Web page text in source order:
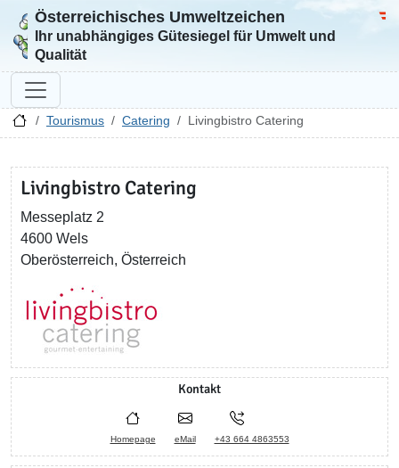
Zur Startseite
Österreichisches Umweltzeichen
Ihr unabhängiges Gütesiegel für Umwelt und
Qualität
Tourismus Catering Livingbistro Catering
Livingbistro Catering
Messeplatz 2
4600 Wels
Oberösterreich, Österreich
Kontakt
Homepage eMail +43 664 4863553